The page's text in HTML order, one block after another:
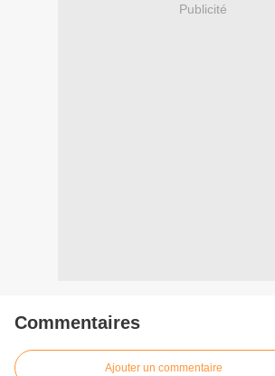
Publicité
Commentaires
Ajouter un commentaire